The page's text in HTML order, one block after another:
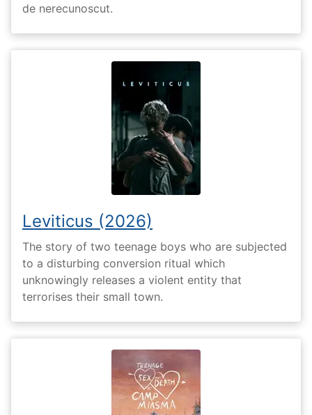
de nerecunoscut.
Leviticus (2026)
The story of two teenage boys who are subjected
to a disturbing conversion ritual which
unknowingly releases a violent entity that
terrorises their small town.